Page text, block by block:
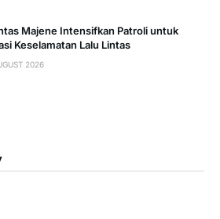
Majene Intensifkan Patroli untuk
Keselamatan Lalu Lintas
2026